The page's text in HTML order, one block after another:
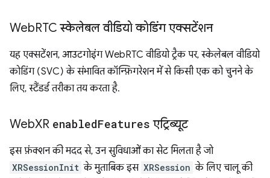
WebRTC स्केलेबल वीडियो कोडिंग एक्सटेंशन
यह एक्सटेंशन, आउटगोइंग WebRTC वीडियो ट्रैक पर, स्केलेबल वीडियो
कोडिंग (SVC) के संभावित कॉन्फ़िगरेशन में से किसी एक को चुनने के
लिए, स्टैंडर्ड तरीका तय करता है.
WebXR enabledFeatures एट्रिब्यूट
इस फ़ंक्शन की मदद से, उन सुविधाओं का सेट मिलता है जो
XRSessionInit के मुताबिक इस XRSession के लिए चालू की